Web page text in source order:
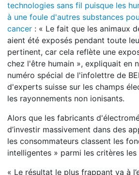
technologies sans fil puisque les
à une foule d'autres substances
cancer : « Le fait que les animaux
aient été exposés pendant toute
pertinent, car cela reflète une
chez l'être humain », expliquait en
numéro spécial de l'infolettre de
d'experts suisse sur les champs
les rayonnements non ionisants.
Alors que les fabricants
d’investir massivement dans des
les consommateurs classent les
intelligentes » parmi les critères
« Le résultat le plus frappant va à